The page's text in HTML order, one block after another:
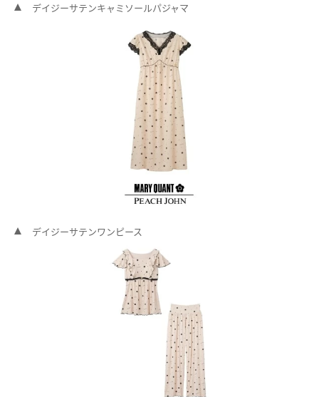
デイジーサテンキャミソールパジャマ
デイジーサテンワンピース